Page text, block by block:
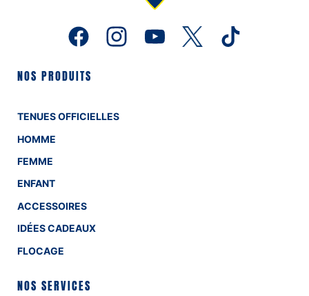
NOS PRODUITS
TENUES OFFICIELLES
HOMME
FEMME
ENFANT
ACCESSOIRES
IDÉES CADEAUX
FLOCAGE
NOS SERVICES